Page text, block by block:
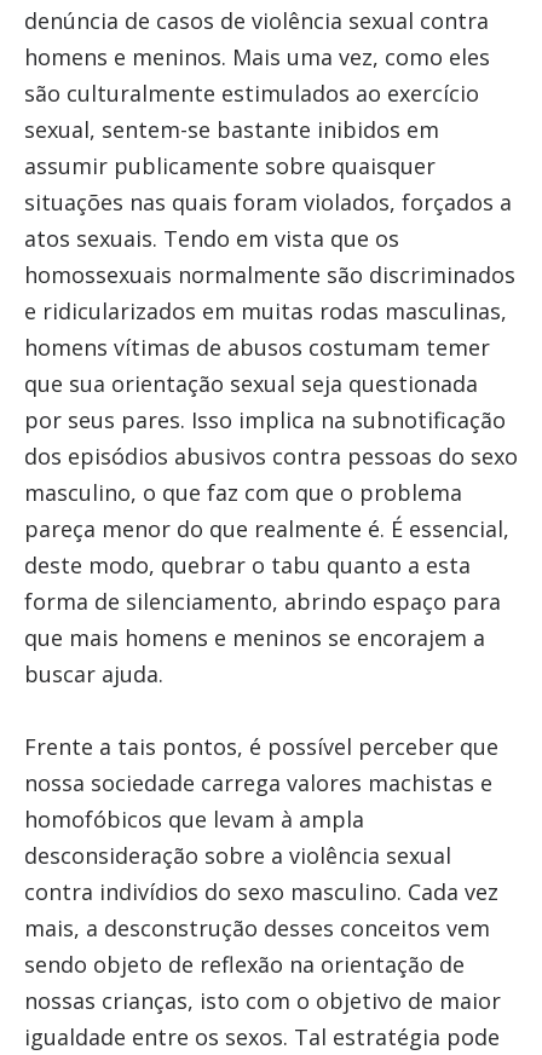
denúncia de casos de violência sexual contra
homens e meninos. Mais uma vez, como eles
são culturalmente estimulados ao exercício
sexual, sentem-se bastante inibidos em
assumir publicamente sobre quaisquer
situações nas quais foram violados, forçados a
atos sexuais. Tendo em vista que os
homossexuais normalmente são discriminados
e ridicularizados em muitas rodas masculinas,
homens vítimas de abusos costumam temer
que sua orientação sexual seja questionada
por seus pares. Isso implica na subnotificação
dos episódios abusivos contra pessoas do sexo
masculino, o que faz com que o problema
pareça menor do que realmente é. É essencial,
deste modo, quebrar o tabu quanto a esta
forma de silenciamento, abrindo espaço para
que mais homens e meninos se encorajem a
buscar ajuda.
Frente a tais pontos, é possível perceber que
nossa sociedade carrega valores machistas e
homofóbicos que levam à ampla
desconsideração sobre a violência sexual
contra indivídios do sexo masculino. Cada vez
mais, a desconstrução desses conceitos vem
sendo objeto de reflexão na orientação de
nossas crianças, isto com o objetivo de maior
igualdade entre os sexos. Tal estratégia pode